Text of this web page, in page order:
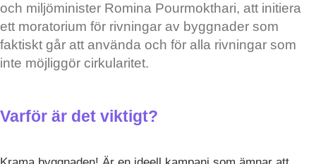
och miljöminister Romina Pourmokthari, att initiera
ett moratorium för rivningar av byggnader som
faktiskt går att använda och för alla rivningar som
inte möjliggör cirkularitet.
Varför är det viktigt?